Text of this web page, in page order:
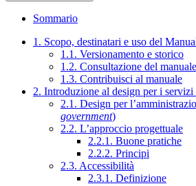
Sommario
1. Scopo, destinatari e uso del
1.1. Versionamento e storico
1.2. Consultazione del manuale
1.3. Contribuisci al manuale
2. Introduzione al design per i
2.1. Design per
government)
2.2. L’approccio progettuale
2.2.1. Buone pratiche
2.2.2. Principi
2.3. Accessibilità
2.3.1. Definizione